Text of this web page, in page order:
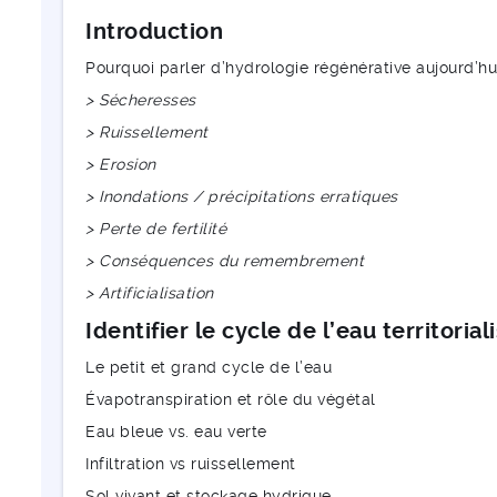
Introduction
Pourquoi parler d’hydrologie régénérative
> Sécheresses
> Ruissellement
> Erosion
> Inondations / précipitations erratiques
> Perte de fertilité
> Conséquences du remembrement
> Artificialisation
Identifier le cycle de l’eau
Le petit et grand cycle de l’eau
Évapotranspiration et rôle du végétal
Eau bleue vs. eau verte
Infiltration vs ruissellement